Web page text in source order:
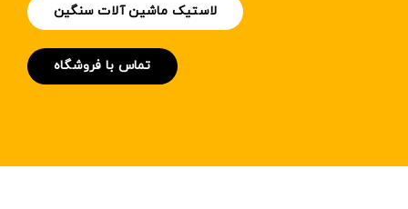
لاستیک ماشین آلات سنگین
تماس با فروشگاه